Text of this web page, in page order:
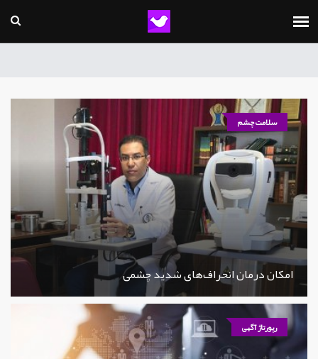
سلامت چشم
امکان درمان انحراف‌های شدید چشمی
رپورتاژ آگهی